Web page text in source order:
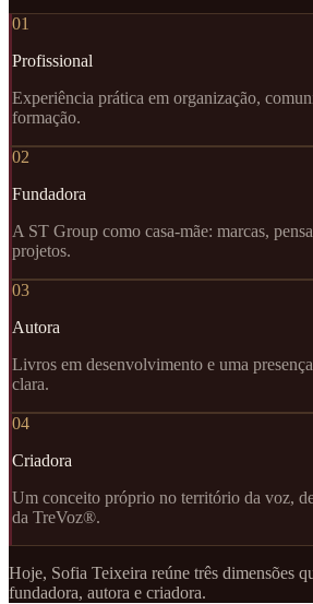
01
Profissional
Experiência prática em organização,
formação.
02
Fundadora
A ST Group como casa-mãe: marcas,
projetos.
03
Autora
Livros em desenvolvimento e uma
clara.
04
Criadora
Um conceito próprio no território da voz,
da TreVoz®.
Hoje, Sofia Teixeira reúne três dimensões
fundadora, autora e criadora.